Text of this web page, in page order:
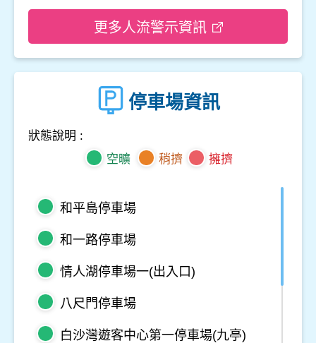
更多人流警示資訊
停車場資訊
狀態說明 :
空曠
稍擠 擁擠
和平島停車場
和一路停車場
情人湖停車場一(出入口)
八尺門停車場
白沙灣遊客中心第一停車場(九亭)